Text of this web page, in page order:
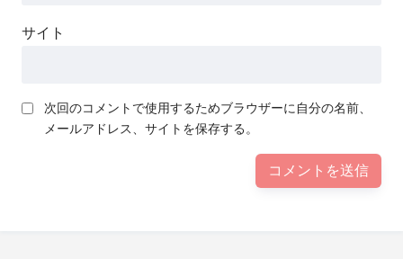
サイト
次回のコメントで使用するためブラウザーに自分の名前、
メールアドレス、サイトを保存する。